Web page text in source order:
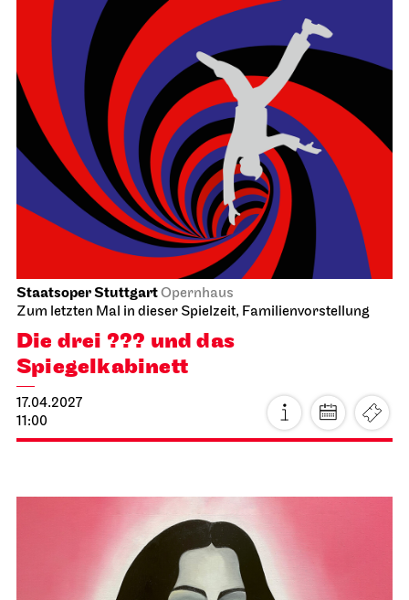
Schauspiel Stuttgart Schauspielhaus
Tanzende Idioten
02.04.2027
19:30
Sa, 03.04.2027
Staatsoper Stuttgart
Opernhaus
Zum letzten Mal in dieser Spielzeit
Die Meistersinger von Nürnberg